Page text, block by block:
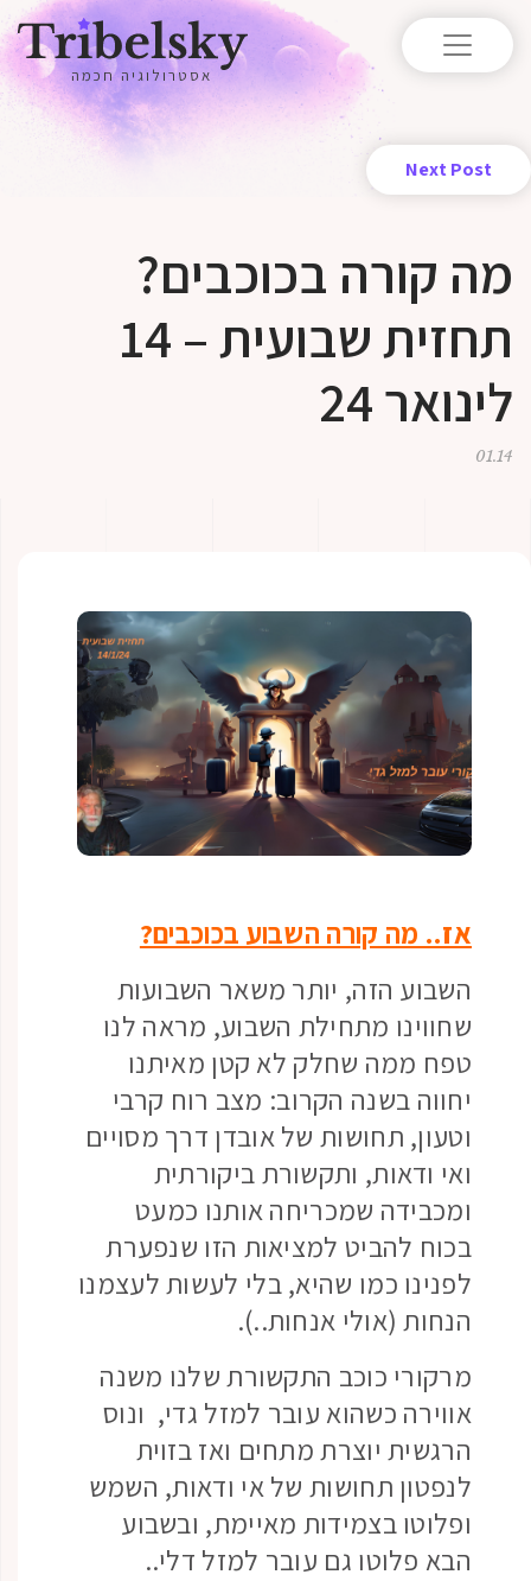
אסטרולוגיה חכמה
Next Post
מה קורה בכוכבים?
תחזית שבועית – 14
לינואר 24
01.14
אז.. מה קורה השבוע בכוכבים?
השבוע הזה, יותר משאר השבועות
שחווינו מתחילת השבוע, מראה לנו
טפח ממה שחלק לא קטן מאיתנו
יחווה בשנה הקרוב: מצב רוח קרבי
וטעון, תחושות של אובדן דרך מסויים
ואי ודאות, ותקשורת ביקורתית
ומכבידה שמכריחה אותנו כמעט
בכוח להביט למציאות הזו שנפערת
לפנינו כמו שהיא, בלי לעשות לעצמנו
הנחות (אולי אנחות..).
מרקורי כוכב התקשורת שלנו משנה
אווירה כשהוא עובר למזל גדי, ונוס
הרגשית יוצרת מתחים ואז בזוית
לנפטון תחושות של אי ודאות, השמש
ופלוטו בצמידות מאיימת, ובשבוע
הבא פלוטו גם עובר למזל דלי..